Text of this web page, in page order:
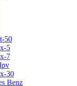
50
5
7
30
Benz